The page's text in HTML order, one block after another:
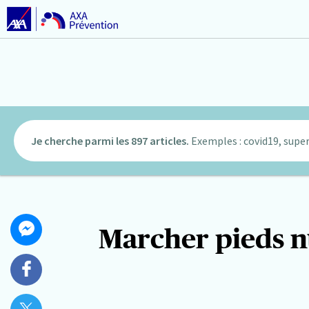
Je cherche parmi les 897 articles. Exemples : covid19,
Marcher pieds
Partager
cet
article
Partager
sur
Messenger
Partager
sur